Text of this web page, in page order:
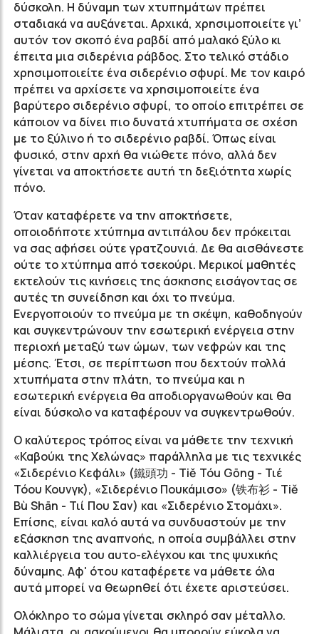
δύσκολη. Η δύναμη των χτυπημάτων πρέπει
σταδιακά να αυξάνεται. Αρχικά, χρησιμοποιείτε γι’
αυτόν τον σκοπό ένα ραβδί από μαλακό ξύλο κι
έπειτα μια σιδερένια ράβδος. Στο τελικό στάδιο
χρησιμοποιείτε ένα σιδερένιο σφυρί. Με τον καιρό
πρέπει να αρχίσετε να χρησιμοποιείτε ένα
βαρύτερο σιδερένιο σφυρί, το οποίο επιτρέπει σε
κάποιον να δίνει πιο δυνατά χτυπήματα σε σχέση
με το ξύλινο ή το σιδερένιο ραβδί. Όπως είναι
φυσικό, στην αρχή θα νιώθετε πόνο, αλλά δεν
γίνεται να αποκτήσετε αυτή τη δεξιότητα χωρίς
πόνο.
Όταν καταφέρετε να την αποκτήσετε,
οποιοδήποτε χτύπημα αντιπάλου δεν πρόκειται
να σας αφήσει ούτε γρατζουνιά. Δε θα αισθάνεστε
ούτε το χτύπημα από τσεκούρι. Μερικοί μαθητές
εκτελούν τις κινήσεις της άσκησης εισάγοντας σε
αυτές τη συνείδηση και όχι το πνεύμα.
Ενεργοποιούν το πνεύμα με τη σκέψη, καθοδηγούν
και συγκεντρώνουν την εσωτερική ενέργεια στην
περιοχή μεταξύ των ώμων, των νεφρών και της
μέσης. Έτσι, σε περίπτωση που δεχτούν πολλά
χτυπήματα στην πλάτη, το πνεύμα και η
εσωτερική ενέργεια θα αποδιοργανωθούν και θα
είναι δύσκολο να καταφέρουν να συγκεντρωθούν.
Ο καλύτερος τρόπος είναι να μάθετε την τεχνική
«Καβούκι της Χελώνας» παράλληλα με τις τεχνικές
«Σιδερένιο Κεφάλι» (鐵頭功 - Tiě Tóu Gōng - Τιέ
Τόου Κουνγκ), «Σιδερένιο Πουκάμισο» (铁布衫 - Tiě
Bù Shān - Τιί Που Σαν) και «Σιδερένιο Στομάχι».
Επίσης, είναι καλό αυτά να συνδυαστούν με την
εξάσκηση της αναπνοής, η οποία συμβάλλει στην
καλλιέργεια του αυτο-ελέγχου και της ψυχικής
δύναμης. Αφ' ότου καταφέρετε να μάθετε όλα
αυτά μπορεί να θεωρηθεί ότι έχετε αριστεύσει.
Ολόκληρο το σώμα γίνεται σκληρό σαν μέταλλο.